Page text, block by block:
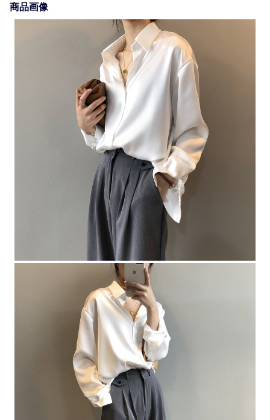
商品画像